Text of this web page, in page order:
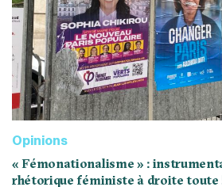
Opinions
« Fémonationalisme » :
rhétorique féministe à droite toute